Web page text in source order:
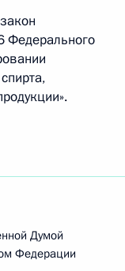
Федерального
Думой
Федерации